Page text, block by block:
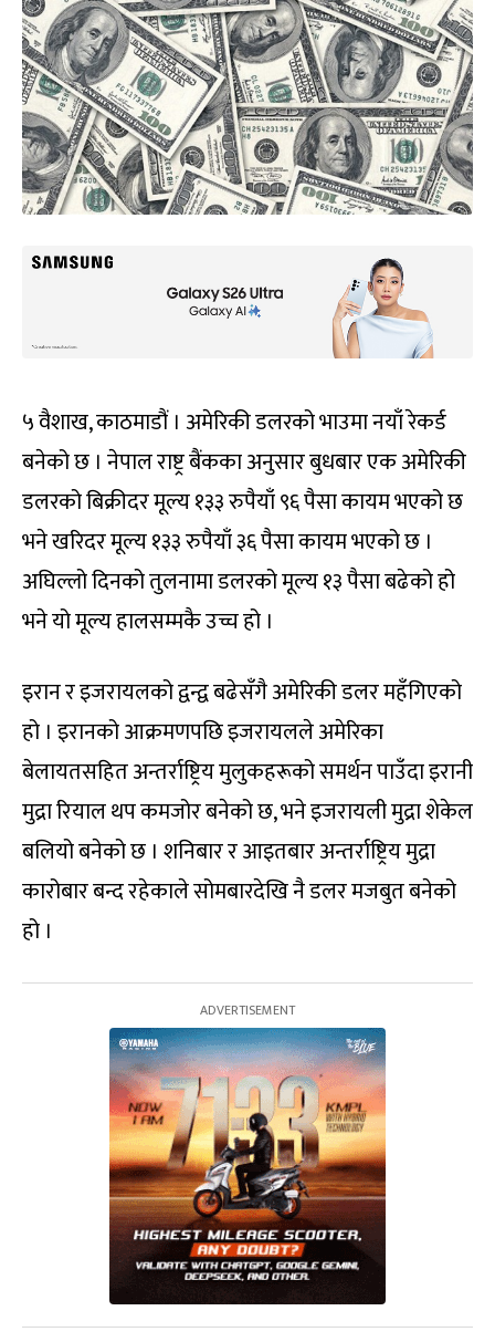
५ वैशाख, काठमाडौं । अमेरिकी डलरको भाउमा नयाँ रेकर्ड
बनेको छ । नेपाल राष्ट्र बैंकका अनुसार बुधबार एक अमेरिकी
डलरको बिक्रीदर मूल्य १३३ रुपैयाँ ९६ पैसा कायम भएको छ
भने खरिदर मूल्य १३३ रुपैयाँ ३६ पैसा कायम भएको छ ।
अघिल्लो दिनको तुलनामा डलरको मूल्य १३ पैसा बढेको हो
भने यो मूल्य हालसम्मकै उच्च हो ।
इरान र इजरायलको द्वन्द्व बढेसँगै अमेरिकी डलर महँगिएको
हो । इरानको आक्रमणपछि इजरायलले अमेरिका
बेलायतसहित अन्तर्राष्ट्रिय मुलुकहरूको समर्थन पाउँदा इरानी
मुद्रा रियाल थप कमजोर बनेको छ, भने इजरायली मुद्रा शेकेल
बलियो बनेको छ । शनिबार र आइतबार अन्तर्राष्ट्रिय मुद्रा
कारोबार बन्द रहेकाले सोमबारदेखि नै डलर मजबुत बनेको
हो ।